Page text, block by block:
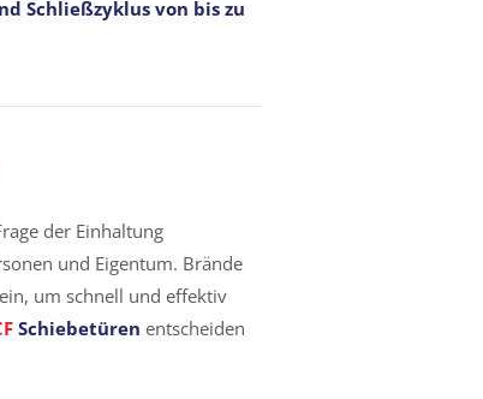
Schließzyklus von bis zu
der Einhaltung
und Eigentum. Brände
um schnell und effektiv
Schiebetüren entscheiden